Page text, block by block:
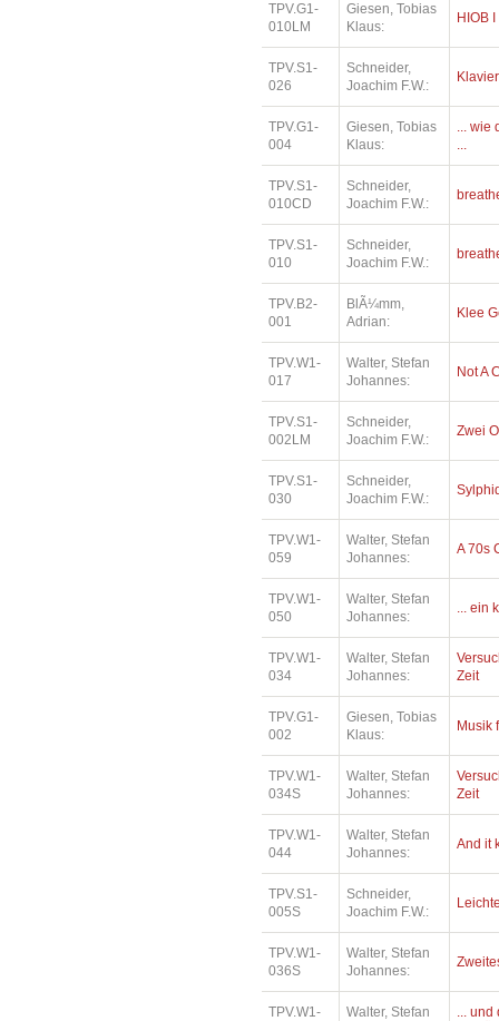
TPV.G1-
010LM
Giesen, Tobias
Klaus:
HIOB I
TPV.S1-
026
Schneider,
Joachim F.W.:
TPV.G1-
004
Giesen, Tobias
Klaus:
... wie
...
TPV.S1-
010CD
Schneider,
Joachim F.W.:
TPV.S1-
010
Schneider,
Joachim F.W.:
TPV.B2-
001
BlÃ¼mm,
Adrian:
Klee
TPV.W1-
017
Walter, Stefan
Johannes:
Not A
TPV.S1-
002LM
Schneider,
Joachim F.W.:
Zwei
TPV.S1-
030
Schneider,
Joachim F.W.:
TPV.W1-
059
Walter, Stefan
Johannes:
A 70s
TPV.W1-
050
Walter, Stefan
Johannes:
... ein
TPV.W1-
034
Walter, Stefan
Johannes:
Zeit
TPV.G1-
002
Giesen, Tobias
Klaus:
Musik
TPV.W1-
034S
Walter, Stefan
Johannes:
Zeit
TPV.W1-
044
Walter, Stefan
Johannes:
And it
TPV.S1-
005S
Schneider,
Joachim F.W.:
TPV.W1-
036S
Walter, Stefan
Johannes:
TPV.W1-
Walter, Stefan
... und